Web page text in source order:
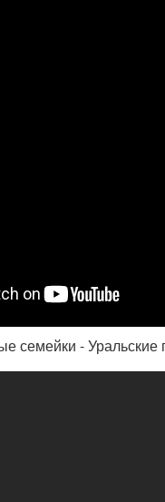
семейки - Уральские